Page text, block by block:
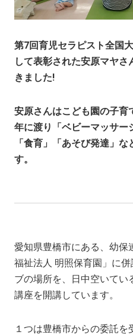
第7回育児セラピスト全国
して表彰された安原マヤ
きました!
安原さんはこども園の子育
年に渡り「ベビーマッサー
「食育」「あそび発達」
す。
愛知県豊橋市にある、幼保
福祉法人 明照保育園」に
ブの場所を、日中空いてい
講座を開講しています。
１つは豊橋市からの委託